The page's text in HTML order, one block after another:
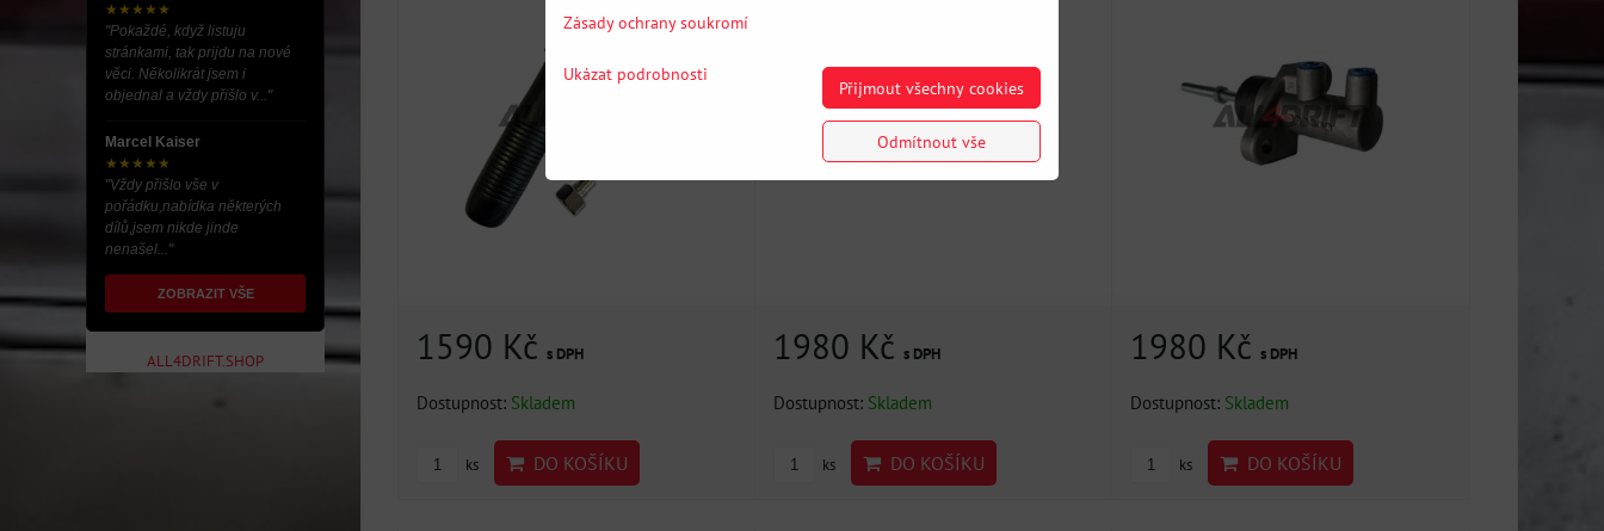
1590 Kč s DPH
Dostupnost: Skladem
ks DO KOŠÍKU
1980 Kč s DPH
Dostupnost: Skladem
ks DO KOŠÍKU
1980 Kčs DPH
Dostupnost: Skladem
ks DO KOŠÍKU
★★★★★
"Pokaždé, když listuju
stránkami, tak prijdu na nové
věci. Několikrát jsem i
objednal a vždy přišlo v..."
Marcel Kaiser
★★★★★
"Vždy přišlo vše v
pořádku,nabídka některých
dílů,jsem nikde jinde
nenašel..."
ZOBRAZIT VŠE
ALL4DRIFT.SHOP
Zásady ochrany soukromí
Ukázat podrobnosti
Přijmout všechny cookies
Odmítnout vše